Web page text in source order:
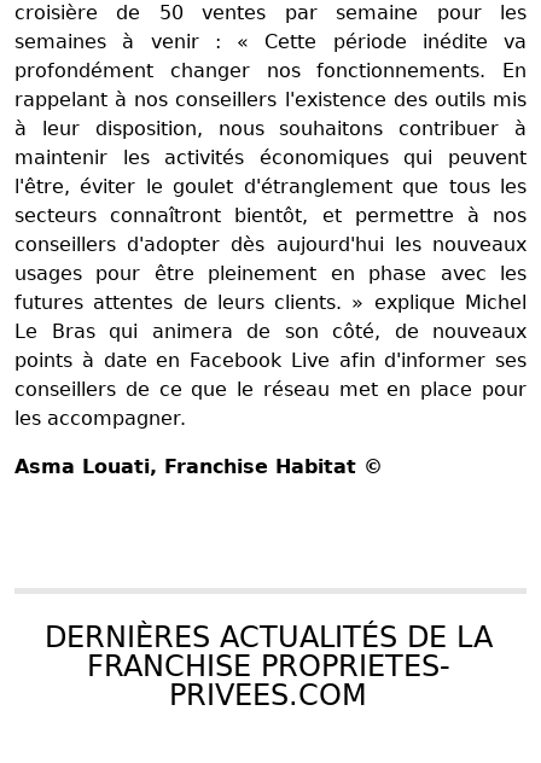
croisière de 50 ventes par semaine pour les
semaines à venir : « Cette période inédite va
profondément changer nos fonctionnements. En
rappelant à nos conseillers l'existence des outils mis
à leur disposition, nous souhaitons contribuer à
maintenir les activités économiques qui peuvent
l'être, éviter le goulet d'étranglement que tous les
secteurs connaîtront bientôt, et permettre à nos
conseillers d'adopter dès aujourd'hui les nouveaux
usages pour être pleinement en phase avec les
futures attentes de leurs clients. » explique Michel
Le Bras qui animera de son côté, de nouveaux
points à date en Facebook Live afin d'informer ses
conseillers de ce que le réseau met en place pour
les accompagner.
Asma Louati, Franchise Habitat ©
DERNIÈRES ACTUALITÉS DE LA
FRANCHISE PROPRIETES-
PRIVEES.COM